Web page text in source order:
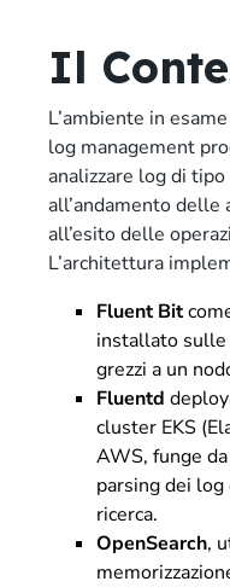
Il
L’ambiente in
log management
analizzare log di
all’andamento delle
all’esito delle
L’architettura
Fluent Bit
installato sulle
grezzi a un
Fluentd
cluster EKS
AWS, funge
parsing dei
ricerca.
OpenSearch,